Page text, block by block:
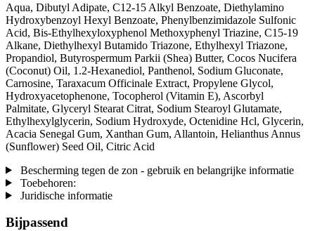
Aqua, Dibutyl Adipate, C12-15 Alkyl Benzoate, Diethylamino
Hydroxybenzoyl Hexyl Benzoate, Phenylbenzimidazole Sulfonic
Acid, Bis-Ethylhexyloxyphenol Methoxyphenyl Triazine, C15-19
Alkane, Diethylhexyl Butamido Triazone, Ethylhexyl Triazone,
Propandiol, Butyrospermum Parkii (Shea) Butter, Cocos Nucifera
(Coconut) Oil, 1.2-Hexanediol, Panthenol, Sodium Gluconate,
Carnosine, Taraxacum Officinale Extract, Propylene Glycol,
Hydroxyacetophenone, Tocopherol (Vitamin E), Ascorbyl
Palmitate, Glyceryl Stearat Citrat, Sodium Stearoyl Glutamate,
Ethylhexylglycerin, Sodium Hydroxyde, Octenidine Hcl, Glycerin,
Acacia Senegal Gum, Xanthan Gum, Allantoin, Helianthus Annus
(Sunflower) Seed Oil, Citric Acid
Bescherming tegen de zon - gebruik en belangrijke informatie
Toebehoren:
Juridische informatie
Bijpassend